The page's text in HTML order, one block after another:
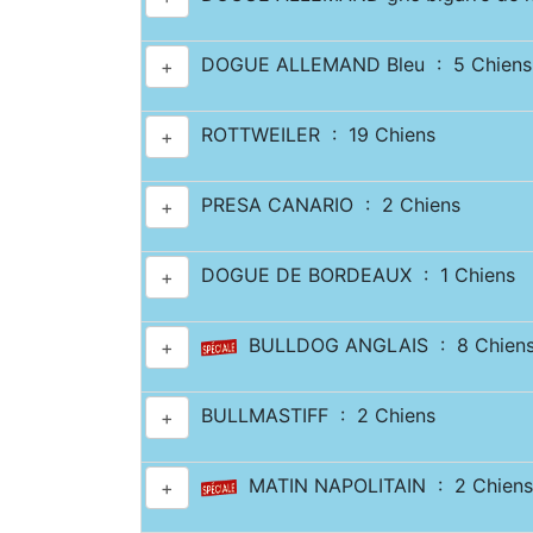
+ DOGUE ALLEMAND Bleu : 5 Chiens
+ ROTTWEILER : 19 Chiens
+ PRESA CANARIO : 2 Chiens
+ DOGUE DE BORDEAUX : 1 Chiens
+ BULLDOG ANGLAIS : 8
+ BULLMASTIFF : 2 Chiens
+ MATIN NAPOLITAIN : 2 Chiens